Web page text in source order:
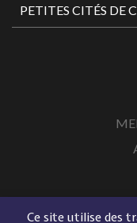
Ce site utilise des
PETITES CITÉS DE